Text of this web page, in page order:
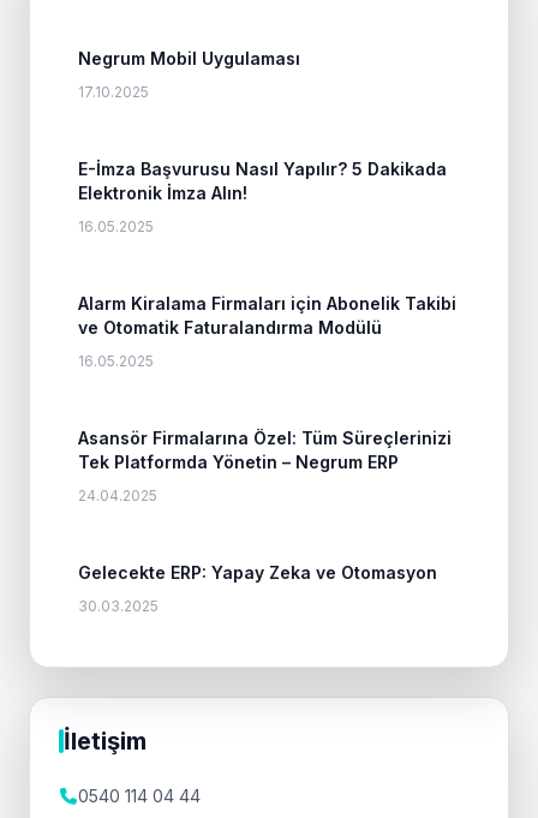
Negrum Mobil Uygulaması
17.10.2025
E-İmza Başvurusu Nasıl Yapılır? 5 Dakikada
Elektronik İmza Alın!
16.05.2025
Alarm Kiralama Firmaları için Abonelik Takibi
ve Otomatik Faturalandırma Modülü
16.05.2025
Asansör Firmalarına Özel: Tüm Süreçlerinizi
Tek Platformda Yönetin – Negrum ERP
24.04.2025
Gelecekte ERP: Yapay Zeka ve Otomasyon
30.03.2025
İletişim
0540 114 04 44